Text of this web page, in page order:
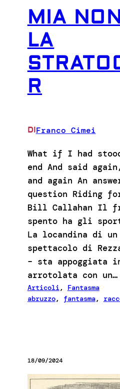
MIA
LA
R
DIFranco Cimei
What if I had
end And said
and again An
question Riding
Bill Callahan Il
spento ha gli
La locandina di un
spettacolo di
– sta appoggiata
arrotolata con un…
Articoli, Fantasma
abruzzo, fantasma,
18/09/2024